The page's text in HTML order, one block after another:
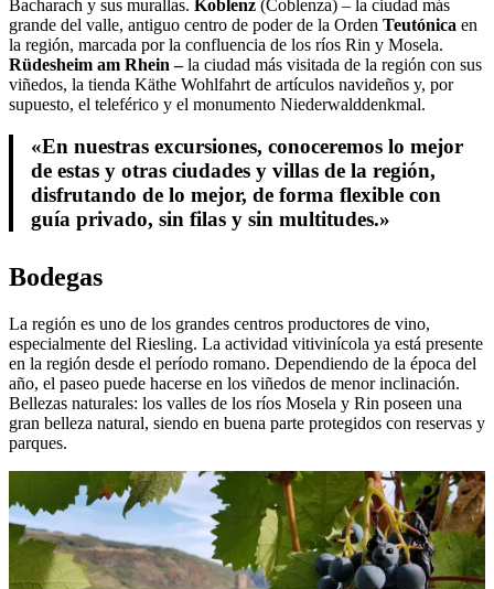
Bacharach y sus murallas. Koblenz (Coblenza) – la ciudad más
grande del valle, antiguo centro de poder de la Orden Teutónica en
la región, marcada por la confluencia de los ríos Rin y Mosela.
Rüdesheim am Rhein –la ciudad más visitada de la región con sus
viñedos, la tienda Käthe Wohlfahrt de artículos navideños y, por
supuesto, el teleférico y el monumento Niederwalddenkmal.
«En nuestras excursiones, conoceremos lo mejor
de estas y otras ciudades y villas de la región,
disfrutando de lo mejor, de forma flexible con
guía privado, sin filas y sin multitudes.»
Bodegas
La región es uno de los grandes centros productores de vino,
especialmente del Riesling. La actividad vitivinícola ya está presente
en la región desde el período romano. Dependiendo de la época del
año, el paseo puede hacerse en los viñedos de menor inclinación.
Bellezas naturales: los valles de los ríos Mosela y Rin poseen una
gran belleza natural, siendo en buena parte protegidos con reservas y
parques.